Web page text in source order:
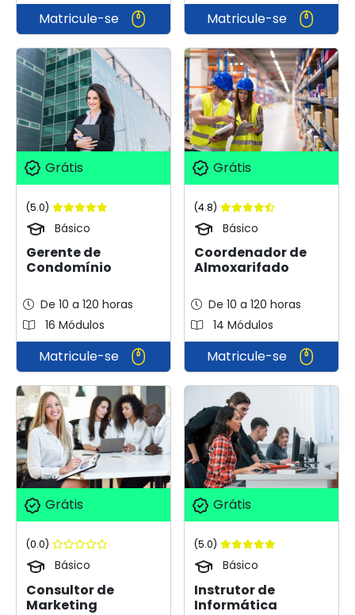
Matricule-se Matricule-se
Grátis
(5.0)
Básico
Gerente de
Condomínio
De 10 a 120 horas
16 Módulos
Matricule-se
Grátis
(4.8)
Básico
Coordenador de
Almoxarifado
De 10 a 120 horas
14 Módulos
Matricule-se
Grátis
(0.0)
Básico
Consultor de
Marketing
Grátis
(5.0)
Básico
Instrutor de
Informática